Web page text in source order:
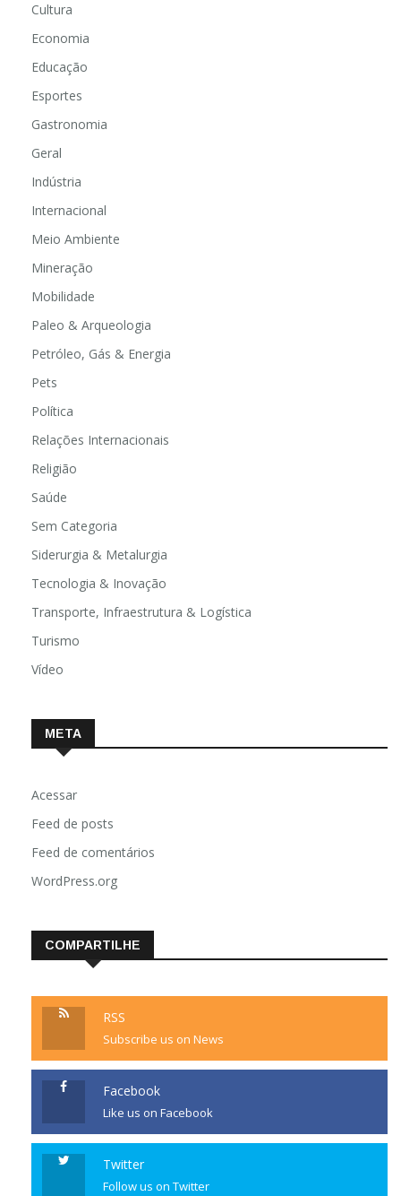
Cultura
Economia
Educação
Esportes
Gastronomia
Geral
Indústria
Internacional
Meio Ambiente
Mineração
Mobilidade
Paleo & Arqueologia
Petróleo, Gás & Energia
Pets
Política
Relações Internacionais
Religião
Saúde
Sem Categoria
Siderurgia & Metalurgia
Tecnologia & Inovação
Transporte, Infraestrutura & Logística
Turismo
Vídeo
META
Acessar
Feed de posts
Feed de comentários
WordPress.org
COMPARTILHE
RSS
Subscribe us on News
Facebook
Like us on Facebook
Twitter
Follow us on Twitter